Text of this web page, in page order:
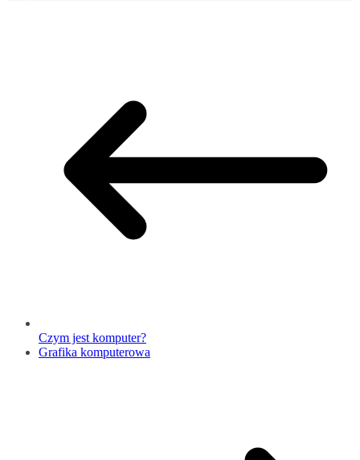
Czym jest komputer?
Grafika komputerowa